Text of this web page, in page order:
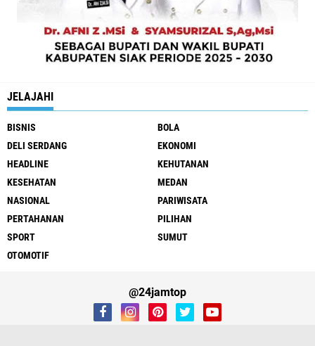
JELAJAHI
BISNIS
BOLA
DELI SERDANG
EKONOMI
HEADLINE
KEHUTANAN
KESEHATAN
MEDAN
NASIONAL
PARIWISATA
PERTAHANAN
PILIHAN
SPORT
SUMUT
OTOMOTIF
@24jamtop